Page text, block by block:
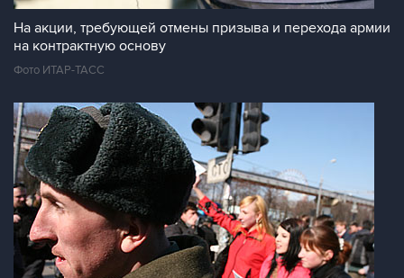
На акции, требующей отмены призыва и перехода армии
на контрактную основу
Фото ИТАР-ТАСС